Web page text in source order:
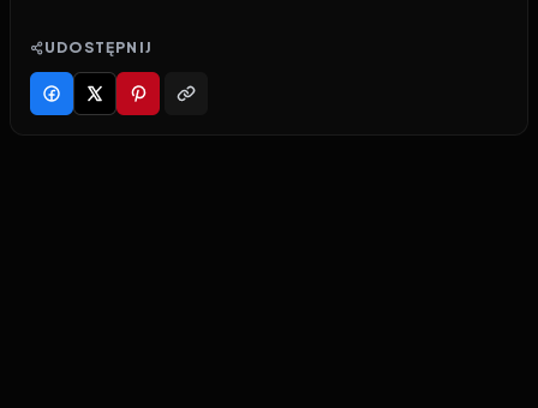
UDOSTĘPNIJ